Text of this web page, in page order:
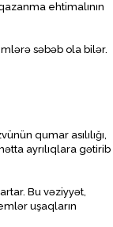
ehtimalının
səbəb ola bilər.
qumar asılılığı,
ayrılıqlara gətirib
Bu vəziyyət,
uşaqların